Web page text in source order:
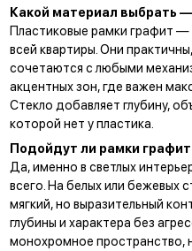
Какой материал выбрать
Пластиковые рамки графит —
всей квартиры. Они
сочетаются с любыми
акцентных зон, где важен
Стекло добавляет глубину,
которой нет у пластика.
Подойдут ли рамки
Да, именно в светлых
всего. На белых или бежевых
мягкий, но выразительный
глубины и характера без
монохромное пространство,